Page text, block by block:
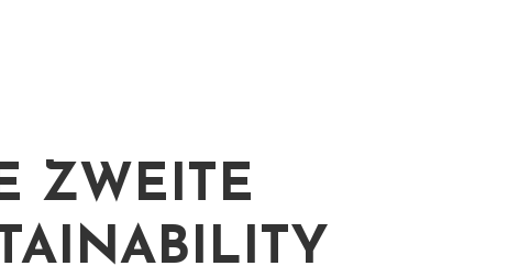
ZWEITE